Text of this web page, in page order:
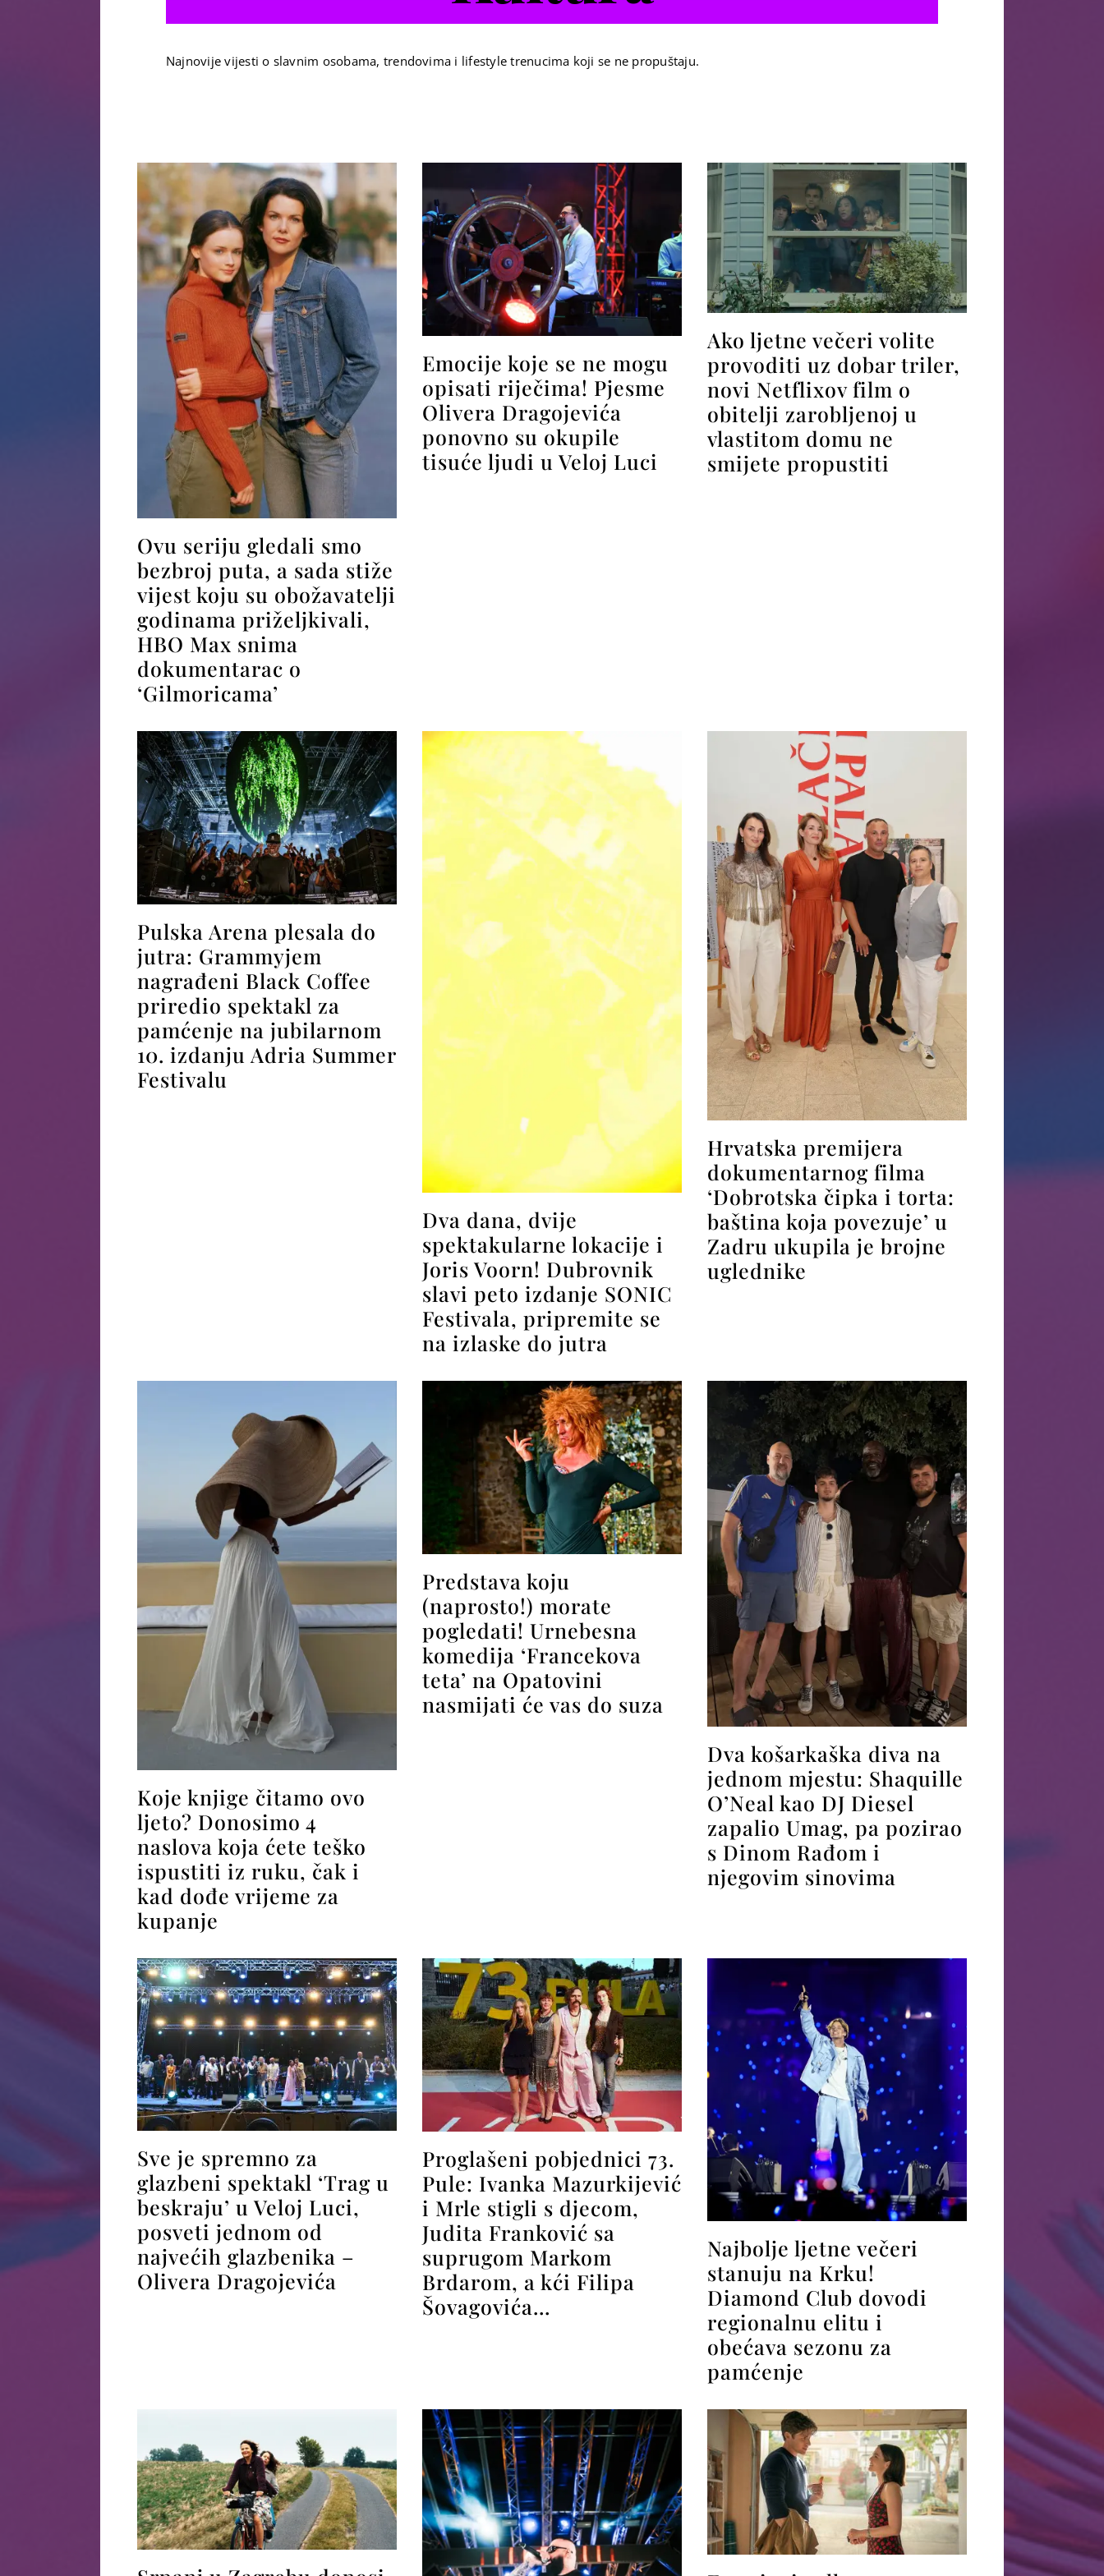
Najnovije vijesti o slavnim osobama, trendovima i lifestyle trenucima koji se ne propuštaju.
Ovu seriju gledali smo
bezbroj puta, a sada stiže
vijest koju su obožavatelji
godinama priželjkivali,
HBO Max snima
dokumentarac o
‘Gilmoricama’
Emocije koje se ne mogu
opisati riječima! Pjesme
Olivera Dragojevića
ponovno su okupile
tisuće ljudi u Veloj Luci
Ako ljetne večeri volite
provoditi uz dobar triler,
novi Netflixov film o
obitelji zarobljenoj u
vlastitom domu ne
smijete propustiti
Pulska Arena plesala do
jutra: Grammyjem
nagrađeni Black Coffee
priredio spektakl za
pamćenje na jubilarnom
10. izdanju Adria Summer
Festivalu
Dva dana, dvije
spektakularne lokacije i
Joris Voorn! Dubrovnik
slavi peto izdanje SONIC
Festivala, pripremite se
na izlaske do jutra
Hrvatska premijera
dokumentarnog filma
‘Dobrotska čipka i torta:
baština koja povezuje’ u
Zadru ukupila je brojne
uglednike
Koje knjige čitamo ovo
ljeto? Donosimo 4
naslova koja ćete teško
ispustiti iz ruku, čak i
kad dođe vrijeme za
kupanje
Predstava koju
(naprosto!) morate
pogledati! Urnebesna
komedija ‘Francekova
teta’ na Opatovini
nasmijati će vas do suza
Dva košarkaška diva na
jednom mjestu: Shaquille
O’Neal kao DJ Diesel
zapalio Umag, pa pozirao
s Dinom Rađom i
njegovim sinovima
Sve je spremno za
glazbeni spektakl ‘Trag u
beskraju’ u Veloj Luci,
posveti jednom od
najvećih glazbenika –
Olivera Dragojevića
Proglašeni pobjednici 73.
Pule: Ivanka Mazurkijević
i Mrle stigli s djecom,
Judita Franković sa
suprugom Markom
Brdarom, a kći Filipa
Šovagovića…
Najbolje ljetne večeri
stanuju na Krku!
Diamond Club dovodi
regionalnu elitu i
obećava sezonu za
pamćenje